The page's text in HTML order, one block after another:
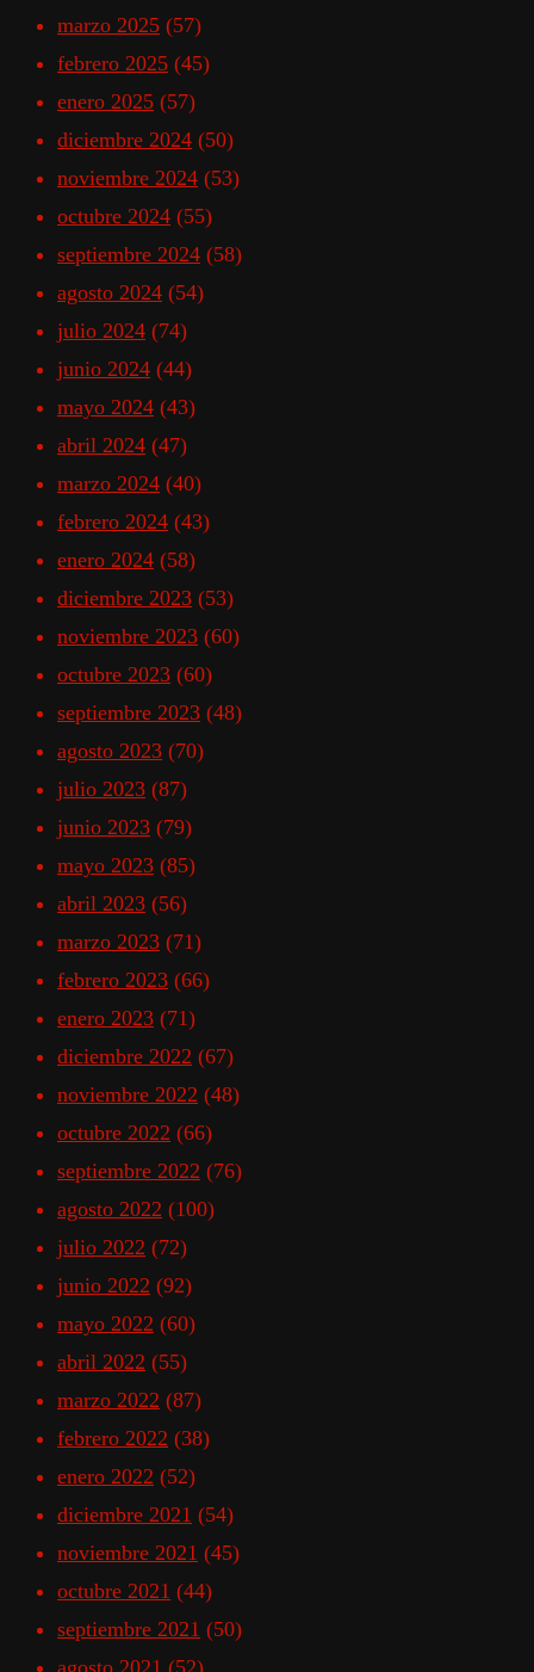
marzo 2025 (57)
febrero 2025 (45)
enero 2025 (57)
diciembre 2024 (50)
noviembre 2024 (53)
octubre 2024 (55)
septiembre 2024 (58)
agosto 2024 (54)
julio 2024 (74)
junio 2024 (44)
mayo 2024 (43)
abril 2024 (47)
marzo 2024 (40)
febrero 2024 (43)
enero 2024 (58)
diciembre 2023 (53)
noviembre 2023 (60)
octubre 2023 (60)
septiembre 2023 (48)
agosto 2023 (70)
julio 2023 (87)
junio 2023 (79)
mayo 2023 (85)
abril 2023 (56)
marzo 2023 (71)
febrero 2023 (66)
enero 2023 (71)
diciembre 2022 (67)
noviembre 2022 (48)
octubre 2022 (66)
septiembre 2022 (76)
agosto 2022 (100)
julio 2022 (72)
junio 2022 (92)
mayo 2022 (60)
abril 2022 (55)
marzo 2022 (87)
febrero 2022 (38)
enero 2022 (52)
diciembre 2021 (54)
noviembre 2021 (45)
octubre 2021 (44)
septiembre 2021 (50)
agosto 2021 (52)